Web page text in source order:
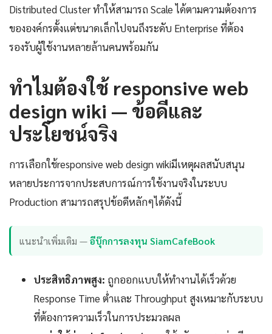
Distributed Cluster ทำให้สามารถ Scale ได้ตามความต้องการ
ขององค์กรตั้งแต่ขนาดเล็กไปจนถึงระดับ Enterprise ที่ต้อง
รองรับผู้ใช้งานหลายล้านคนพร้อมกัน
ทำไมต้องใช้ responsive web
design wiki — ข้อดีและ
ประโยชน์จริง
การเลือกใช้responsive web design wikiมีเหตุผลสนับสนุน
หลายประการจากประสบการณ์การใช้งานจริงในระบบ
Production สามารถสรุปข้อดีหลักๆได้ดังนี้
แนะนำเพิ่มเติม —อีบุ๊กการลงทุน SiamCafeBook
ประสิทธิภาพสูง: ถูกออกแบบให้ทำงานได้เร็วด้วย
Response Time ต่ำและ Throughput สูงเหมาะกับระบบ
ที่ต้องการความเร็วในการประมวลผล